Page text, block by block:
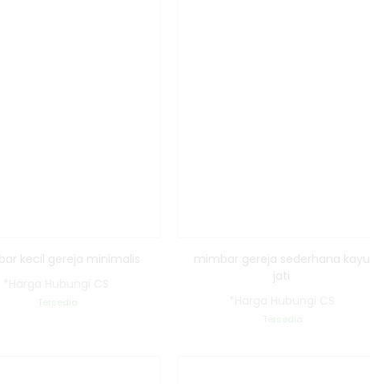
kecil gereja minimalis
Tersedia
mimbar gereja sederhana kayu
jati
Tersedia